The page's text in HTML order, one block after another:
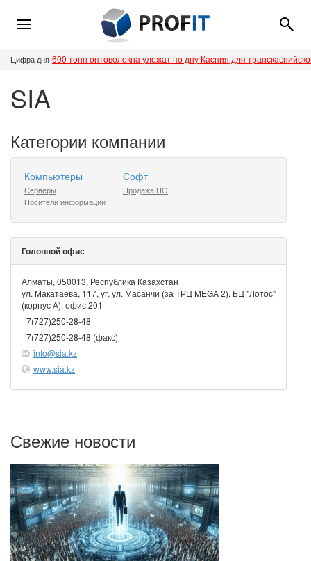
Цифра дня 600 тонн оптоволокна уложат по дну Каспия для
SIA
Категории компании
Компьютеры
Серверы
Носители информации
Софт
Продажа ПО
Головной офис
Алматы, 050013, Республика Казахстан
ул. Макатаева, 117, уг. ул. Масанчи (за ТРЦ MEGA 2), БЦ "Лотос"
(корпус А), офис 201
+7(727)250-28-48
+7(727)250-28-48 (факс)
info@sia.kz
www.sia.kz
Свежие новости